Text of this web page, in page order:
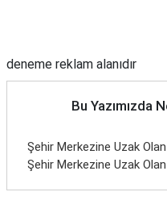
deneme reklam alanıdır
Bu Yazımızda
Şehir Merkezine Uzak
Şehir Merkezine Uzak